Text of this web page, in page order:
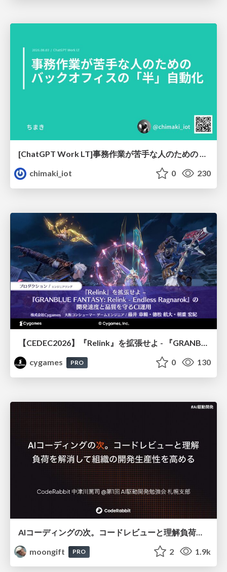
chimaki_iot
0 230
【CEDEC2026】『Relink』を拡張せよ - 『GRANBLUE FANTASY: Relink - Endless Ragnarok』の開発速度と品質を守るCI運用
cygames
PRO 0 130
moongift
PRO 2 1.9k